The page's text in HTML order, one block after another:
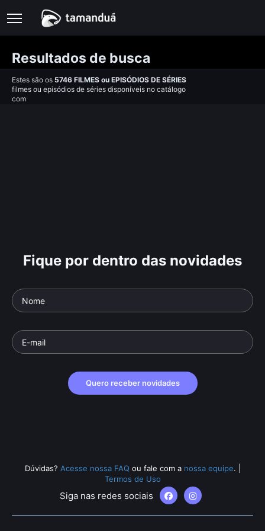
Resultados de busca
Estes são os 5746 FILMES ou EPISÓDIOS DE SÉRIES
filmes ou episódios de séries disponíveis no catálogo
com
Fique por dentro das novidades
Quero receber novidades
Dúvidas? Acesse nossa FAQ ou fale com a nossa equipe.
Termos de Uso
Siga nas redes sociais